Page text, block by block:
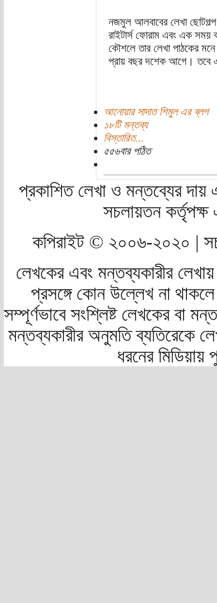
নজমুল আলবাবের লেখা
রাইটার্স ফোরাম এবং এক সময়
কৌশলে তার লেখা পাঠকের
প্রায় বছর দশেক আগে। তবে
আনোয়ার সাদাত শিমুল এর ব্লগ
১৮টি মন্তব্য
বিস্তারিত...
৫৫৬বার পঠিত
প্রকাশিত লেখা ও মন্তব্যের দায়
সচলায়তন
কপিরাইট © ২০০৬-২০২০ |
লেখকের এবং মন্তব্যকারীর
প্রসঙ্গে কোন উল্লেখ না
সম্পূর্ণভাবে সংশ্লিষ্ট লেখকের বা
মন্তব্যকারীর অনুমতি ব্যতিরেকে
ধরনের মিডিয়ায়